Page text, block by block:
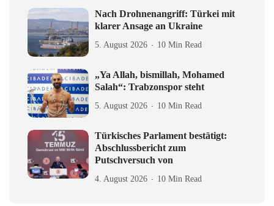
Nach Drohnenangriff: Türkei mit
klarer Ansage an Ukraine
5. August 2026 10 Min Read
„Ya Allah, bismillah, Mohamed
Salah“: Trabzonspor steht
5. August 2026 10 Min Read
Türkisches Parlament bestätigt:
Abschlussbericht zum
Putschversuch von
4. August 2026 10 Min Read